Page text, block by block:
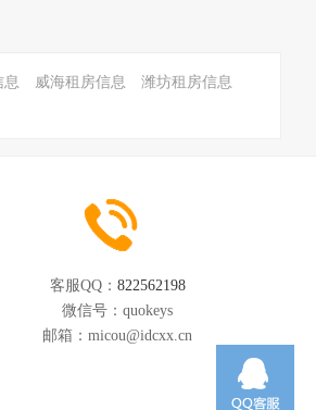
息 威海租房信息
潍坊租房信息
客服QQ： 822562198
微信号： quokeys
邮箱： micou@idcxx.cn